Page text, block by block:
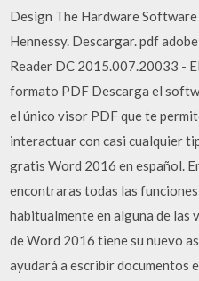
Design The Hardware
Hennessy. Descargar. pdf
Reader DC 2015.007.20033 -
formato PDF Descarga el
el único visor PDF que te
interactuar con casi cualquier
gratis Word 2016 en español.
encontraras todas las
habitualmente en alguna de
de Word 2016 tiene su nuevo
ayudará a escribir documentos